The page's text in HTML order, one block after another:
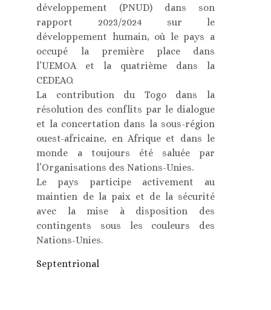
développement (PNUD) dans son
rapport 2023/2024 sur le
développement humain, où le pays a
occupé la première place dans
l’UEMOA et la quatrième dans la
CEDEAO.
La contribution du Togo dans la
résolution des conflits par le dialogue
et la concertation dans la sous-région
ouest-africaine, en Afrique et dans le
monde a toujours été saluée par
l’Organisations des Nations-Unies.
Le pays participe activement au
maintien de la paix et de la sécurité
avec la mise à disposition des
contingents sous les couleurs des
Nations-Unies.
Septentrional